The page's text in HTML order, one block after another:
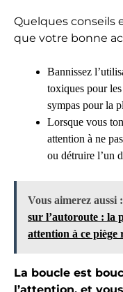
Quelques conseils
que votre bonne
Bannissez
toxiques pour
sympas pour la
Lorsque vous
attention à ne
ou détruire l’un
Vous aimerez aussi :
sur l’autoroute : la
attention à ce piège
La boucle est
l’attention, et